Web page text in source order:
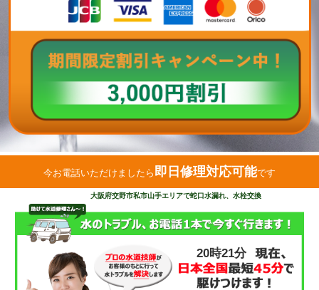
今お電話いただけましたら 即日修理対応可能です
大阪府交野市私市山手エリアで蛇口水漏れ、水栓交換
20時21分